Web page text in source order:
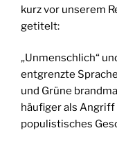
kurz vor unserem
getitelt:
„Unmenschlich“
entgrenzte
und Grüne
häufiger als Angriff
populistisches